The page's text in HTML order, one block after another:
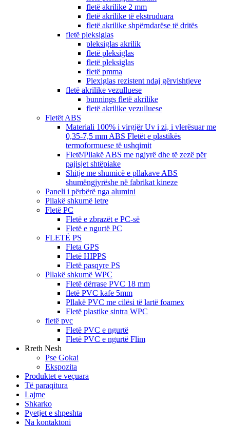
fletë akrilike 2 mm
fletë akrilike të ekstruduara
fletë akrilike shpërndarëse të dritës
fletë pleksiglas
pleksiglas akrilik
fletë pleksiglas
fletë pleksiglas
fletë pmma
Plexiglas rezistent ndaj gërvishtjeve
fletë akrilike vezulluese
bunnings fletë akrilike
fletë akrilike vezulluese
Fletët ABS
Materiali 100% i virgjër Uv i zi, i vlerësuar me
0,35-7,5 mm ABS Fletët e plastikës
termoformuese të ushqimit
Fletë/Pllakë ABS me ngjyrë dhe të zezë për
pajisjet shtëpiake
Shitje me shumicë e pllakave ABS
shumëngjyrëshe në fabrikat kineze
Paneli i përbërë nga alumini
Pllakë shkumë letre
Fletë PC
Fletë e zbrazët e PC-së
Fletë e ngurtë PC
FLETË PS
Fleta GPS
Fletë HIPPS
Fletë pasqyre PS
Pllakë shkumë WPC
Fletë dërrase PVC 18 mm
fletë PVC kafe 5mm
Pllakë PVC me cilësi të lartë foamex
Fletë plastike sintra WPC
fletë pvc
Fletë PVC e ngurtë
Fletë PVC e ngurtë Flim
Rreth Nesh
Pse Gokai
Ekspozita
Produktet e veçuara
Të paraqitura
Lajme
Shkarko
Pyetjet e shpeshta
Na kontaktoni